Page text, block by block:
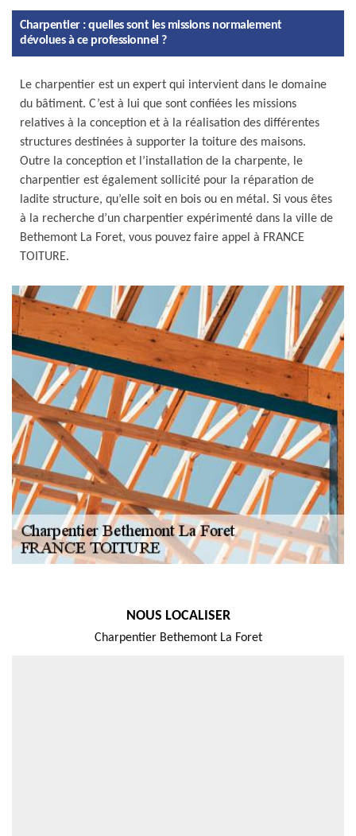
Charpentier : quelles sont les missions normalement
dévolues à ce professionnel ?
Le charpentier est un expert qui intervient dans le domaine
du bâtiment. C’est à lui que sont confiées les missions
relatives à la conception et à la réalisation des différentes
structures destinées à supporter la toiture des maisons.
Outre la conception et l’installation de la charpente, le
charpentier est également sollicité pour la réparation de
ladite structure, qu’elle soit en bois ou en métal. Si vous êtes
à la recherche d’un charpentier expérimenté dans la ville de
Bethemont La Foret, vous pouvez faire appel à FRANCE
TOITURE.
NOUS LOCALISER
Charpentier Bethemont La Foret